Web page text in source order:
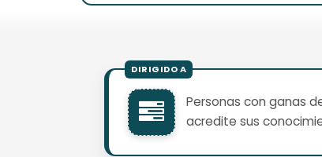
Personas con ganas
acredite sus